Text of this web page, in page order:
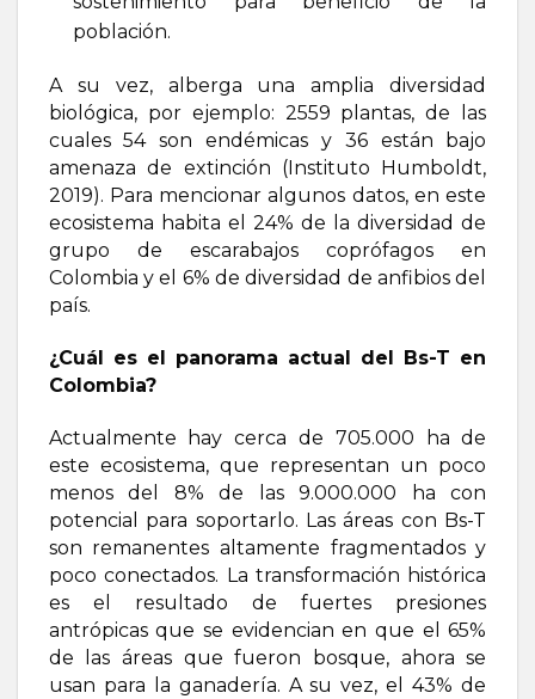
población.
A su vez, alberga una amplia diversidad
biológica, por ejemplo: 2559 plantas, de las
cuales 54 son endémicas y 36 están bajo
amenaza de extinción (Instituto Humboldt,
2019). Para mencionar algunos datos, en este
ecosistema habita el 24% de la diversidad de
grupo de escarabajos coprófagos en
Colombia y el 6% de diversidad de anfibios del
país.
¿Cuál es el panorama actual del Bs-T en
Colombia?
Actualmente hay cerca de 705.000 ha de
este ecosistema, que representan un poco
menos del 8% de las 9.000.000 ha con
potencial para soportarlo. Las áreas con Bs-T
son remanentes altamente fragmentados y
poco conectados. La transformación histórica
es el resultado de fuertes presiones
antrópicas que se evidencian en que el 65%
de las áreas que fueron bosque, ahora se
usan para la ganadería. A su vez, el 43% de